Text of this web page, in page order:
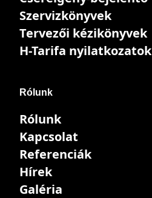
Szervizkönyvek
Tervezői kézikönyvek
H-Tarifa nyilatkozatok
Rólunk
Rólunk
Kapcsolat
Referenciák
Hírek
Galéria